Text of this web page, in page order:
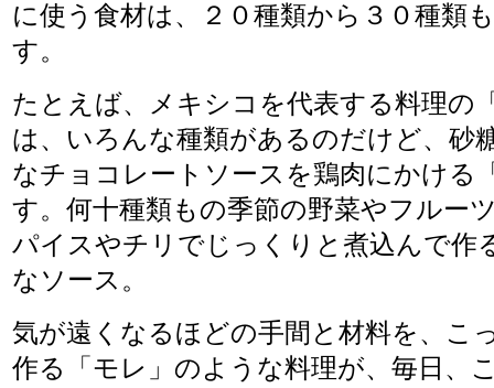
に使う食材は、２０種類から３０種類
す。
たとえば、メキシコを代表する料理の
は、いろんな種類があるのだけど、砂
なチョコレートソースを鶏肉にかける
す。何十種類もの季節の野菜やフルー
パイスやチリでじっくりと煮込んで作
なソース。
気が遠くなるほどの手間と材料を、こ
作る「モレ」のような料理が、毎日、